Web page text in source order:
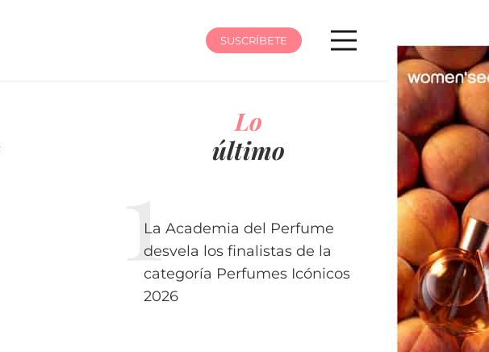
SUSCRÍBETE
Lo
último
La Academia del Perfume
desvela los finalistas de la
categoría Perfumes Icónicos
2026